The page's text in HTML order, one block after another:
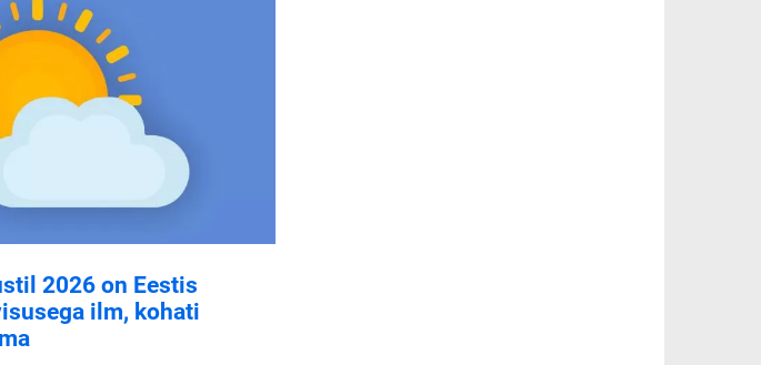
2026 on Eestis
ilm, kohati